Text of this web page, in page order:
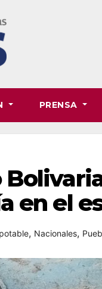
PRENSA
en el
, Nacionales,